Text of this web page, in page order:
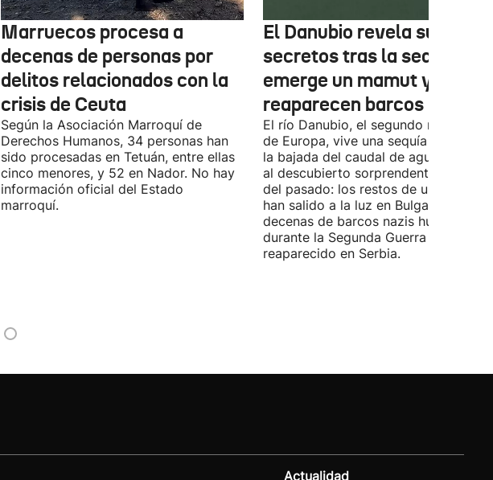
Marruecos procesa a
decenas de personas por
delitos relacionados con la
crisis de Ceuta
Según la Asociación Marroquí de
Derechos Humanos, 34 personas han
sido procesadas en Tetuán, entre ellas
cinco menores, y 52 en Nador. No hay
información oficial del Estado
marroquí.
El Danubio revela sus
secretos tras la sequía:
emerge un mamut y
reaparecen barcos nazis
El río Danubio, el segundo más largo
de Europa, vive una sequía histórica
la bajada del caudal de agua ha
al descubierto sorprendentes
del pasado: los restos de un mamut
han salido a la luz en Bulgaria y
decenas de barcos nazis hundidos
durante la Segunda Guerra Mundial
reaparecido en Serbia.
Actualidad